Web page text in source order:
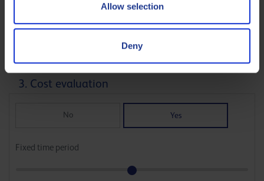
Allow selection
Deny
3. Cost evaluation
No Yes
Fixed time period